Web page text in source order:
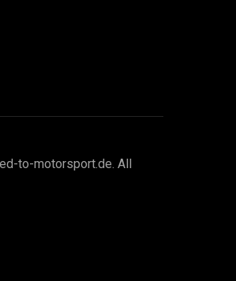
to-motorsport.de. All